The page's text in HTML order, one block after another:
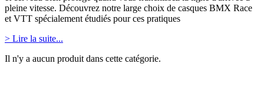
pleine vitesse. Découvrez notre large choix de casques BMX Race
et VTT spécialement étudiés pour ces pratiques
> Lire la suite...
Il n'y a aucun produit dans cette catégorie.